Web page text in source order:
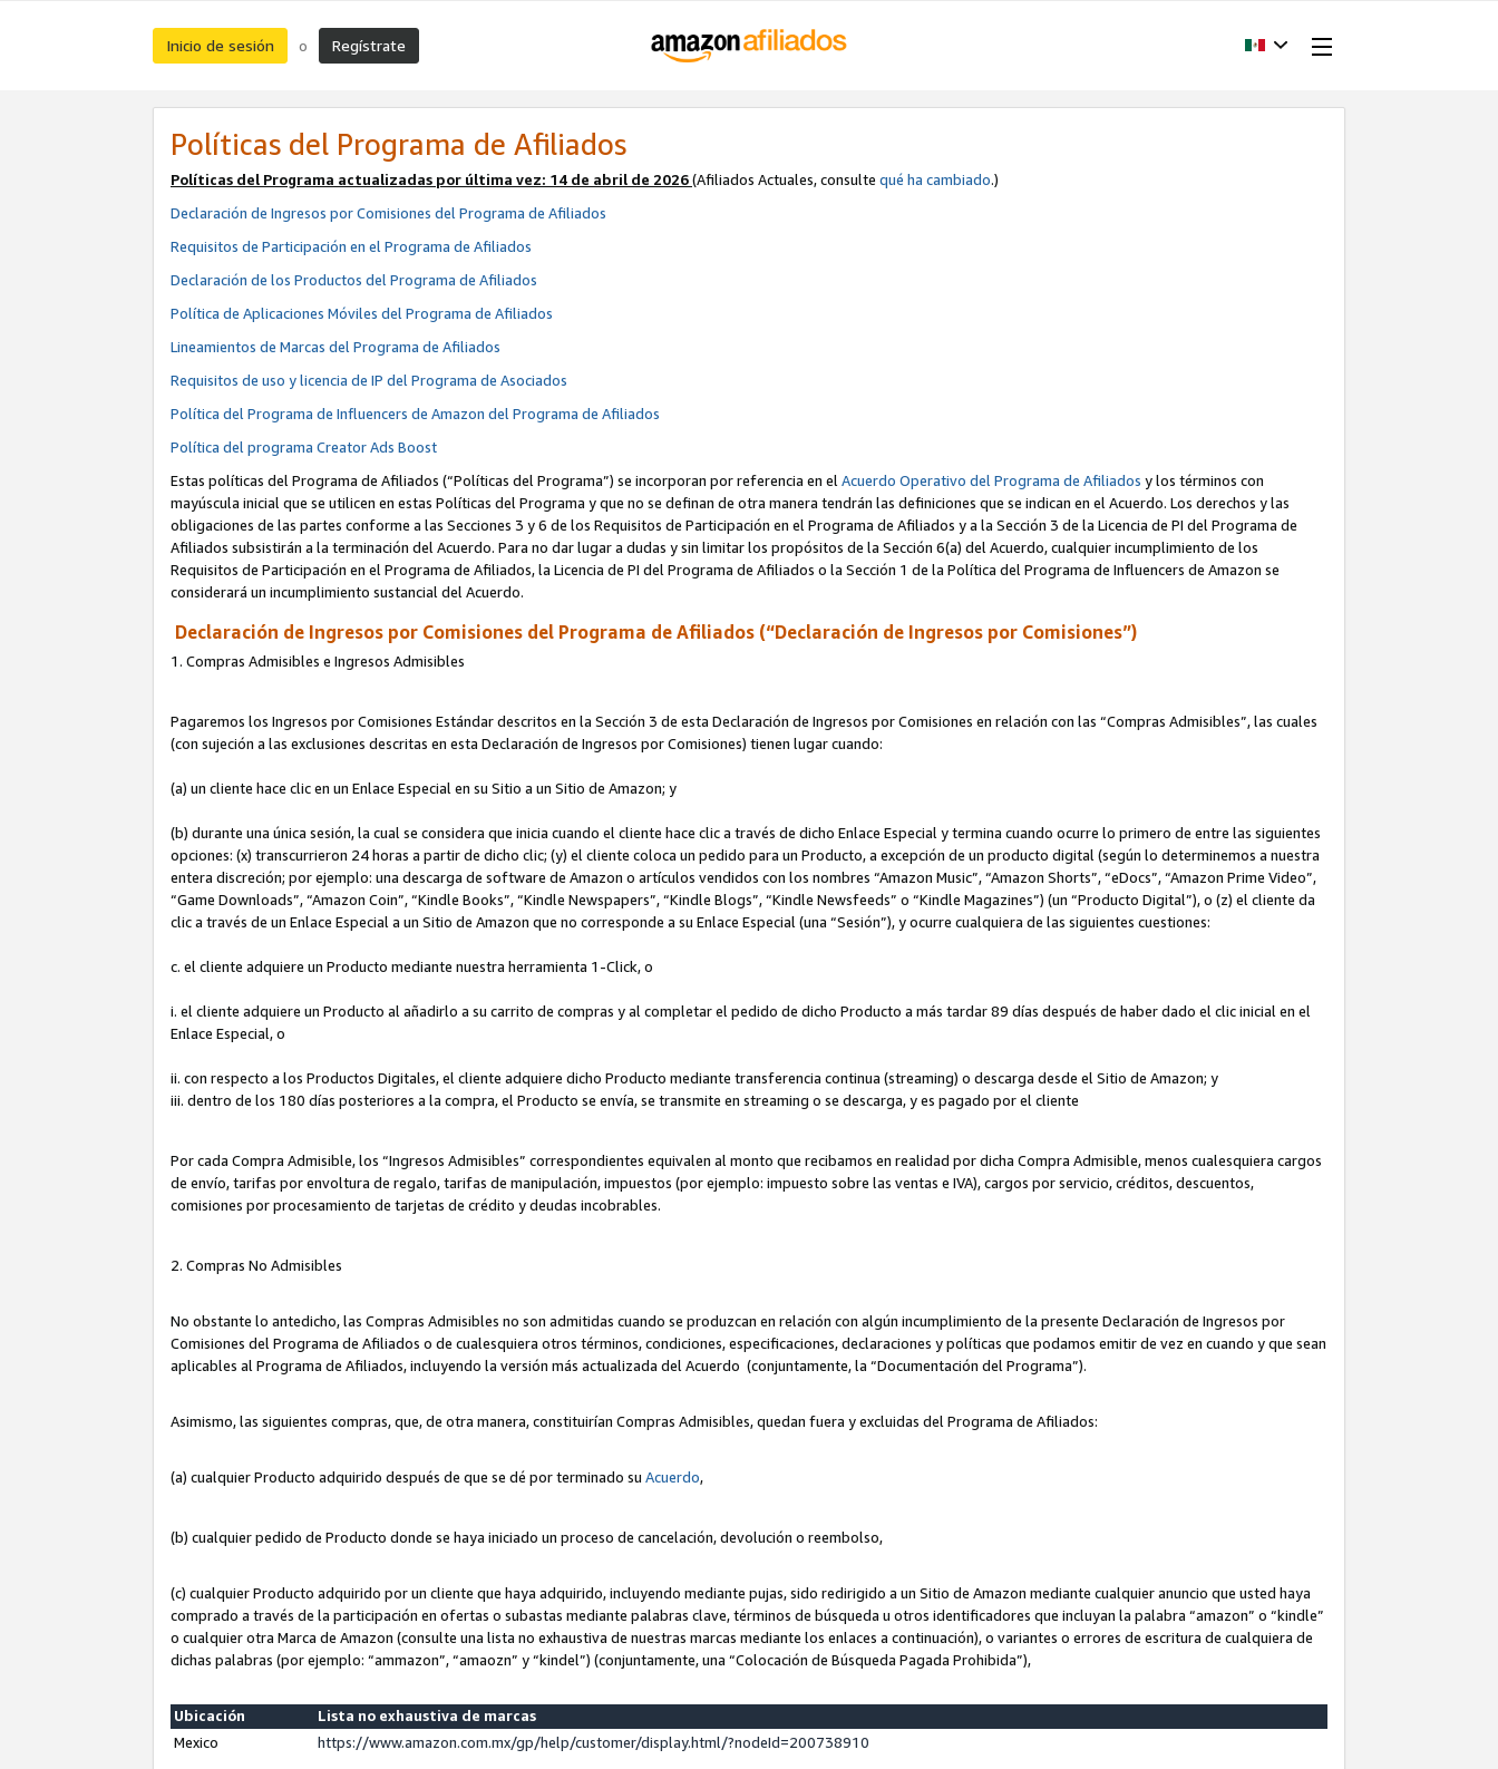
Inicio de sesión o Regístrate
Políticas del Programa de Afiliados
Políticas del Programa actualizadas por última vez: 14 de abril de 2026(Afiliados Actuales, consulte qué ha cambiado.)
Declaración de Ingresos por Comisiones del Programa de Afiliados
Requisitos de Participación en el Programa de Afiliados
Declaración de los Productos del Programa de Afiliados
Política de Aplicaciones Móviles del Programa de Afiliados
Lineamientos de Marcas del Programa de Afiliados
Requisitos de uso y licencia de IP del Programa de Asociados
Política del Programa de Influencers de Amazon del Programa de Afiliados
Política del programa Creator Ads Boost
Estas políticas del Programa de Afiliados (“Políticas del Programa”) se incorporan por referencia en elAcuerdo Operativo del Programa de Afiliados y los términos con
mayúscula inicial que se utilicen en estas Políticas del Programa y que no se definan de otra manera tendrán las definiciones que se indican en el Acuerdo. Los derechos y las
obligaciones de las partes conforme a las Secciones 3 y 6 de los Requisitos de Participación en el Programa de Afiliados y a la Sección 3 de la Licencia de PI del Programa de
Afiliados subsistirán a la terminación del Acuerdo. Para no dar lugar a dudas y sin limitar los propósitos de la Sección 6(a) del Acuerdo, cualquier incumplimiento de los
Requisitos de Participación en el Programa de Afiliados, la Licencia de PI del Programa de Afiliados o la Sección 1 de la Política del Programa de Influencers de Amazon se
considerará un incumplimiento sustancial del Acuerdo.
Declaración de Ingresos por Comisiones del Programa de Afiliados (“Declaración de Ingresos por Comisiones”)
1. Compras Admisibles e Ingresos Admisibles
Pagaremos los Ingresos por Comisiones Estándar descritos en la Sección 3 de esta Declaración de Ingresos por Comisiones en relación con las “Compras Admisibles”, las cuales
(con sujeción a las exclusiones descritas en esta Declaración de Ingresos por Comisiones) tienen lugar cuando:
(a) un cliente hace clic en un Enlace Especial en su Sitio a un Sitio de Amazon; y
(b) durante una única sesión, la cual se considera que inicia cuando el cliente hace clic a través de dicho Enlace Especial y termina cuando ocurre lo primero de entre las siguientes
opciones: (x) transcurrieron 24 horas a partir de dicho clic; (y) el cliente coloca un pedido para un Producto, a excepción de un producto digital (según lo determinemos a nuestra
entera discreción; por ejemplo: una descarga de software de Amazon o artículos vendidos con los nombres “Amazon Music”, “Amazon Shorts”, “eDocs”, “Amazon Prime Video”,
“Game Downloads”, “Amazon Coin”, “Kindle Books”, “Kindle Newspapers”, “Kindle Blogs”, “Kindle Newsfeeds” o “Kindle Magazines”) (un “Producto Digital”), o (z) el cliente da
clic a través de un Enlace Especial a un Sitio de Amazon que no corresponde a su Enlace Especial (una “Sesión”), y ocurre cualquiera de las siguientes cuestiones:
c. el cliente adquiere un Producto mediante nuestra herramienta 1-Click, o
i. el cliente adquiere un Producto al añadirlo a su carrito de compras y al completar el pedido de dicho Producto a más tardar 89 días después de haber dado el clic inicial en el
Enlace Especial, o
ii. con respecto a los Productos Digitales, el cliente adquiere dicho Producto mediante transferencia continua (streaming) o descarga desde el Sitio de Amazon; y
iii. dentro de los 180 días posteriores a la compra, el Producto se envía, se transmite en streaming o se descarga, y es pagado por el cliente
Por cada Compra Admisible, los “Ingresos Admisibles” correspondientes equivalen al monto que recibamos en realidad por dicha Compra Admisible, menos cualesquiera cargos
de envío, tarifas por envoltura de regalo, tarifas de manipulación, impuestos (por ejemplo: impuesto sobre las ventas e IVA), cargos por servicio, créditos, descuentos,
comisiones por procesamiento de tarjetas de crédito y deudas incobrables.
2. Compras No Admisibles
No obstante lo antedicho, las Compras Admisibles no son admitidas cuando se produzcan en relación con algún incumplimiento de la presente Declaración de Ingresos por
Comisiones del Programa de Afiliados o de cualesquiera otros términos, condiciones, especificaciones, declaraciones y políticas que podamos emitir de vez en cuando y que sean
aplicables al Programa de Afiliados, incluyendo la versión más actualizada del Acuerdo (conjuntamente, la “Documentación del Programa”).
Asimismo, las siguientes compras, que, de otra manera, constituirían Compras Admisibles, quedan fuera y excluidas del Programa de Afiliados:
(a) cualquier Producto adquirido después de que se dé por terminado su Acuerdo,
(b) cualquier pedido de Producto donde se haya iniciado un proceso de cancelación, devolución o reembolso,
(c) cualquier Producto adquirido por un cliente que haya adquirido, incluyendo mediante pujas, sido redirigido a un Sitio de Amazon mediante cualquier anuncio que usted haya
comprado a través de la participación en ofertas o subastas mediante palabras clave, términos de búsqueda u otros identificadores que incluyan la palabra “amazon” o “kindle”
o cualquier otra Marca de Amazon (consulte una lista no exhaustiva de nuestras marcas mediante los enlaces a continuación), o variantes o errores de escritura de cualquiera de
dichas palabras (por ejemplo: “ammazon”, “amaozn” y “kindel”) (conjuntamente, una “Colocación de Búsqueda Pagada Prohibida”),
Ubicación
Lista no exhaustiva de marcas
Mexico
https://www.amazon.com.mx/gp/help/customer/display.html/?nodeId=200738910